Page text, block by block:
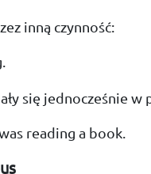
inną czynność:
się jednocześnie w
reading a book.